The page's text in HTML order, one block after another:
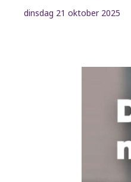
dinsdag 21 oktober 2025